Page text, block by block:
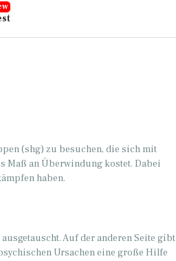
(shg) zu besuchen, die sich mit
Maß an Überwindung kostet. Dabei
haben.
Auf der anderen Seite gibt
Ursachen eine große Hilfe